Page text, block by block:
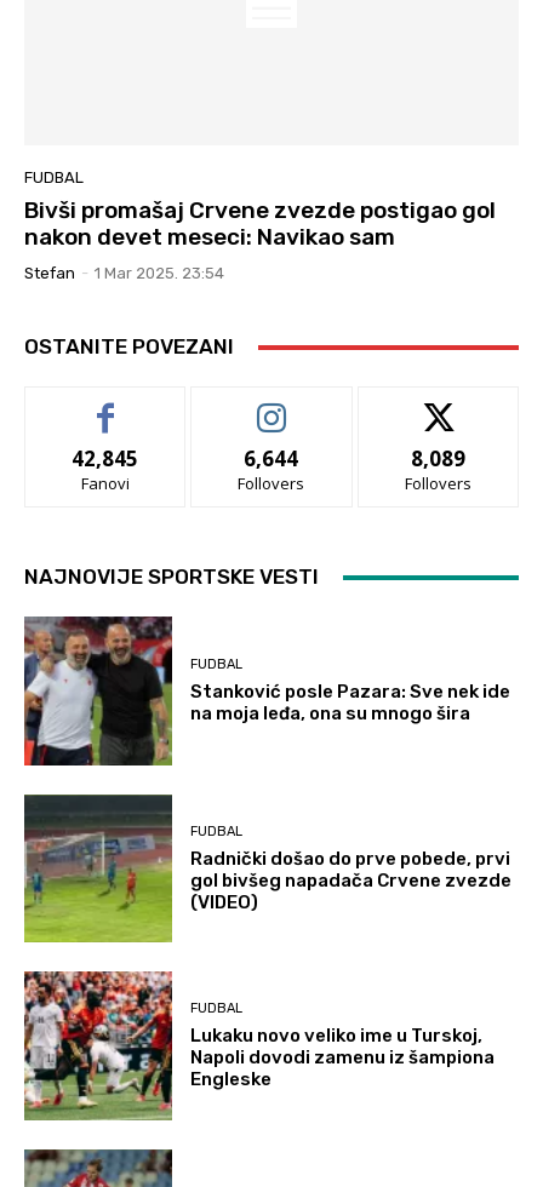
FUDBAL
Bivši promašaj Crvene zvezde postigao gol
nakon devet meseci: Navikao sam
Stefan - 1 Mar 2025. 23:54
OSTANITE POVEZANI
42,845
Fanovi
6,644
Follovers
8,089
Follovers
NAJNOVIJE SPORTSKE VESTI
FUDBAL
Stanković posle Pazara: Sve nek ide
na moja leđa, ona su mnogo šira
FUDBAL
Radnički došao do prve pobede, prvi
gol bivšeg napadača Crvene zvezde
(VIDEO)
FUDBAL
Lukaku novo veliko ime u Turskoj,
Napoli dovodi zamenu iz šampiona
Engleske